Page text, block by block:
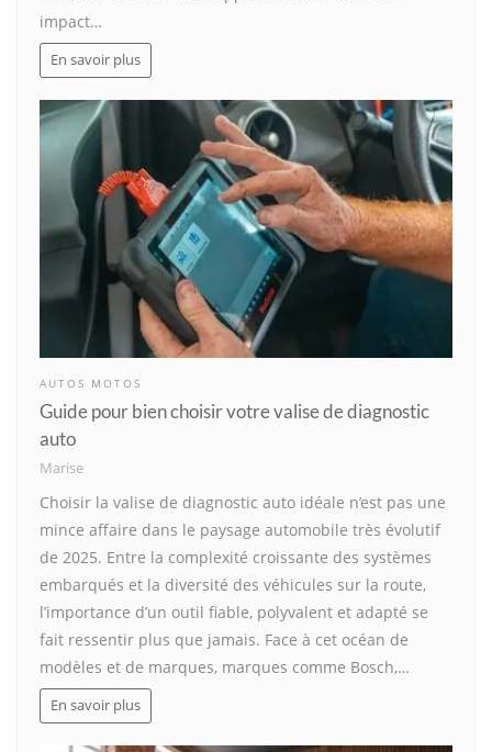
impact…
En savoir plus
AUTOS MOTOS
Guide pour bien choisir votre valise de diagnostic
auto
Marise
Choisir la valise de diagnostic auto idéale n’est pas une
mince affaire dans le paysage automobile très évolutif
de 2025. Entre la complexité croissante des systèmes
embarqués et la diversité des véhicules sur la route,
l’importance d’un outil fiable, polyvalent et adapté se
fait ressentir plus que jamais. Face à cet océan de
modèles et de marques, marques comme Bosch,…
En savoir plus